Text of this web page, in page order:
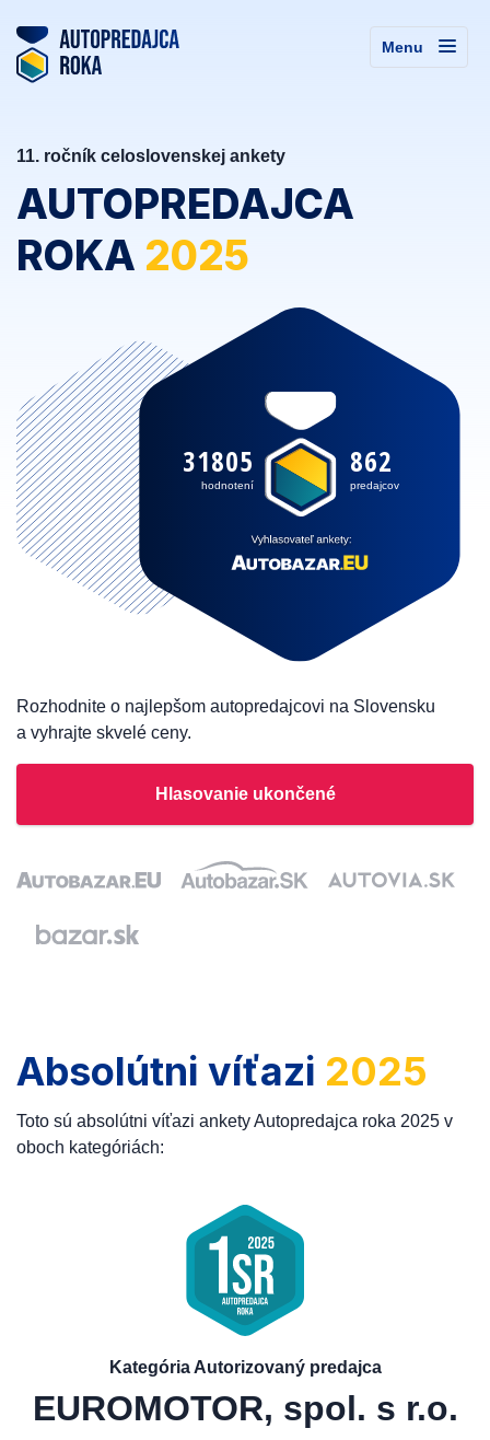
Menu
11. ročník celoslovenskej ankety
AUTOPREDAJCA
ROKA 2025
862
predajcov
31805
hodnotení
Rozhodnite o najlepšom autopredajcovi na Slovensku
a vyhrajte skvelé ceny.
Hlasovanie ukončené
Absolútni víťazi 2025
Toto sú absolútni víťazi ankety Autopredajca roka 2025 v
oboch kategóriách:
Kategória Autorizovaný predajca
EUROMOTOR, spol. s r.o.